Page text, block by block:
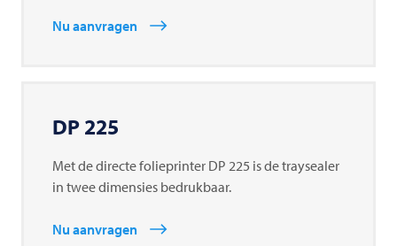
Nu aanvragen
DP 225
Met de directe folieprinter DP 225 is de traysealer
in twee dimensies bedrukbaar.
Nu aanvragen